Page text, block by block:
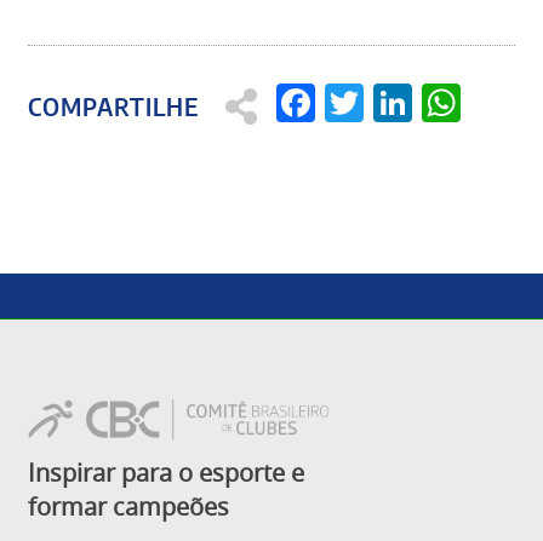
Facebook
Twitter
Inspirar para o esporte e
formar campeões